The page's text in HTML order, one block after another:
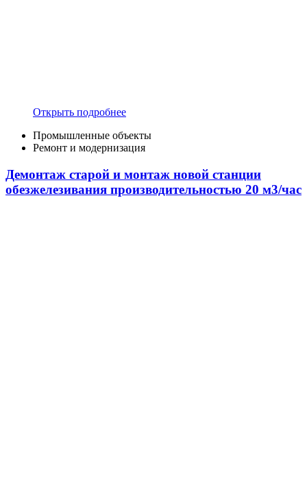
Открыть подробнее
Промышленные объекты
Ремонт и модернизация
Демонтаж старой и монтаж новой станции
обезжелезивания производительностью 20 м3/час